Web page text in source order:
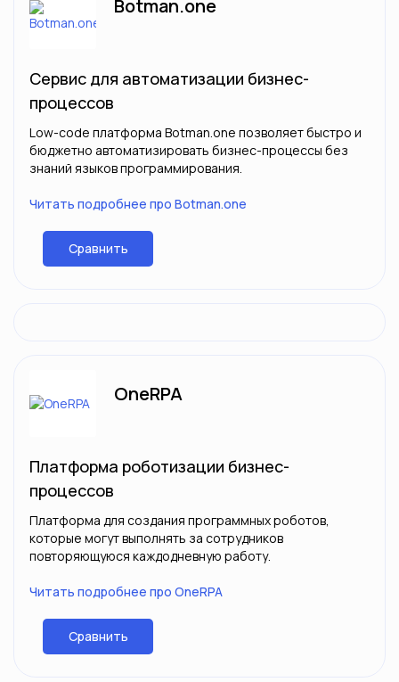
Botman.one
Сервис для автоматизации бизнес-
процессов
Low-code платформа Botman.one позволяет быстро и
бюджетно автоматизировать бизнес-процессы без
знаний языков программирования.
Читать подробнее про Botman.one
Сравнить
OneRPA
Платформа роботизации бизнес-
процессов
Платформа для создания программных роботов,
которые могут выполнять за сотрудников
повторяющуюся каждодневную работу.
Читать подробнее про OneRPA
Сравнить